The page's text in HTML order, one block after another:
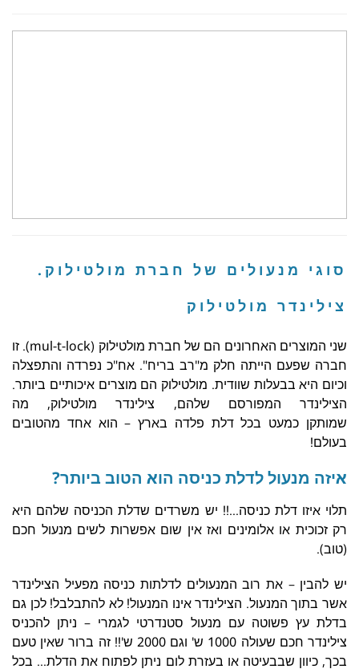
סוגי מנעולים של חברת מולטילוק.
צילינדר מולטילוק
שני המוצרים האחרונים הם של חברת מולטילוק (mul-t-lock). זו
חברה שפעם הייתה חלק מ"רב בריח". אח"כ נפרדה והתפצלה
וכיום היא בבעלות שוודית. מולטילוק הם מוצרים איכותיים ביותר.
הצילינדר המפורסם שלהם, צילינדר מולטילוק, מה
שמותקן כמעט בכל דלת פלדה בארץ – הוא אחד מהטובים
בעולם!
איזה מנעול לדלת כניסה הוא הטוב ביותר?
תלוי איזו דלת כניסה…!! יש משרדים שדלת הכניסה שלהם היא
רק זכוכית או אלומינים ואז אין שום אפשרות לשים מנעול חכם
(טוב).
יש להבין – את רוב המנעולים לדלתות כניסה מפעיל הצילינדר
אשר בתוך המנעול. הצילינדר אינו המנעול! לא להתבלבל! לכן גם
בדלת עץ פשוטה עם מנעול סטנדרטי לגמרי – ניתן להכניס
צילינדר חכם שעולה 1000 ש' וגם 2000 ש'!! זה ברור שאין טעם
בכך, כיוון שבבעיטה או בעזרת לום ניתן לפתוח את הדלת… בכל